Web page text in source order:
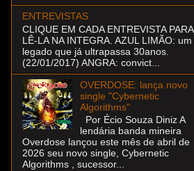
ENTREVISTAS
CLIQUE EM CADA ENTREVISTA PARA
LÊ-LA NA INTEGRA. AZUL LIMÃO: um
legado que já ultrapassa 30anos.
(22/01/2017) ANGRA: convict...
OVERDOSE: lança novo
single "Cybernetic
Algorithms"
Por Écio Souza Diniz A
lendária banda mineira
Overdose lançou este mês de abril de
2026 seu novo single, Cybernetic
Algorithms , sucessor...